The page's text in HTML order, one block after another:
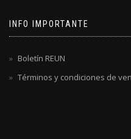
INFO IMPORTANTE
Boletín REUN
Términos y condiciones de